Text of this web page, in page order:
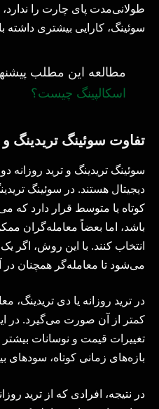
طولانی‌مدت پای چارت را
سوئینگ، کارایی بیشتری داشته
مطالعه این مطلب
اسکالپینگ چیست؟
تفاوت سوئینگ تریدینگ
سوئینگ تریدینگ و ترید
دیجیتال هستند. در سوئینگ
کوتاه یا متوسط قرار دارد که
باشد، اما بعضاً معامله‌گران
انتخاب کنند. با این روش، اگر
می‌شود تا معامله‌گر همچنان در
در ترید روزانه یا دی تریدینگ،
کمتر از آن صورت می‌گیرد. در
تغییرات قیمت و نوسانات
بازه‌های زمانی کوتاه، سودهای
در نتیجه، افرادی که از ترید